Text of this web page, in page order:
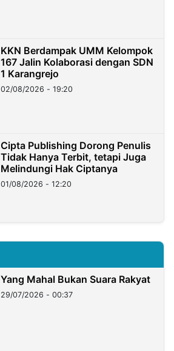
KKN Berdampak UMM Kelompok
167 Jalin Kolaborasi dengan SDN
1 Karangrejo
02/08/2026 - 19:20
Cipta Publishing Dorong Penulis
Tidak Hanya Terbit, tetapi Juga
Melindungi Hak Ciptanya
01/08/2026 - 12:20
Yang Mahal Bukan Suara Rakyat
29/07/2026 - 00:37